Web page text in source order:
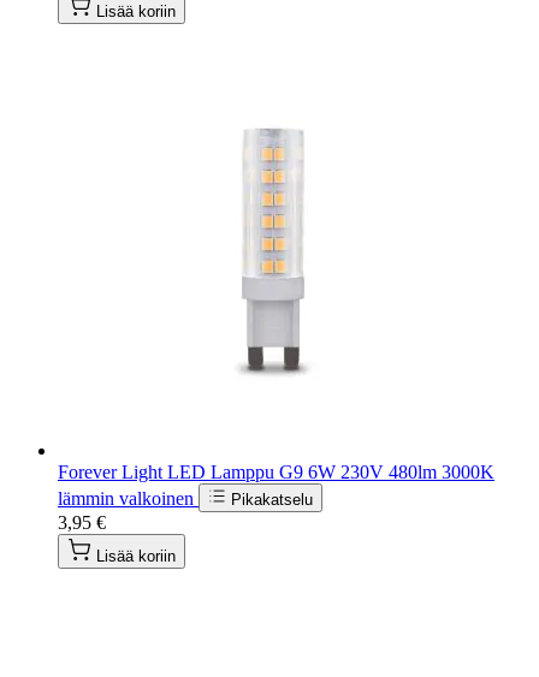
Lisää koriin
Forever Light LED Lamppu G9 6W 230V 480lm 3000K
lämmin valkoinen
Pikakatselu
3,95 €
Lisää koriin